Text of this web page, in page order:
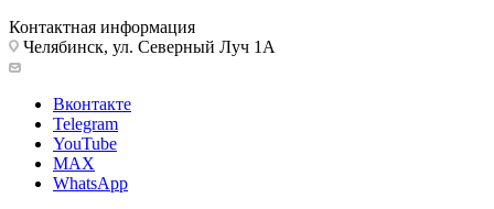
Контактная информация
Челябинск, ул. Северный Луч 1А
Вконтакте
Telegram
YouTube
MAX
WhatsApp